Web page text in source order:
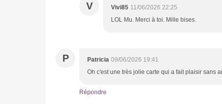
V Vivi85 11/06/2026 22:25
LOL Mu. Merci à toi. Mille bises.
P Patricia 09/06/2026 19:41
Oh c'est une très jolie carte qui a fait plaisir sans
Répondre